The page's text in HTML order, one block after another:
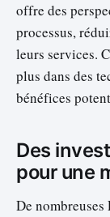
offre des
processus,
leurs services.
plus dans des
bénéfices
Des
pour une
De